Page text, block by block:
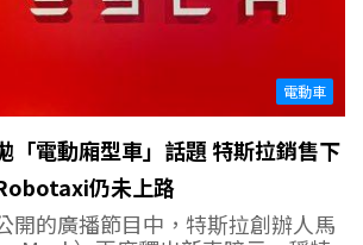
電動車
「電動廂型車」話題 特斯拉銷售下
仍未上路
開的廣播節目中，特斯拉創辦人馬